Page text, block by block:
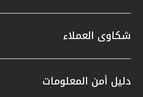
شكاوى العملاء
دليل أمن المعلومات